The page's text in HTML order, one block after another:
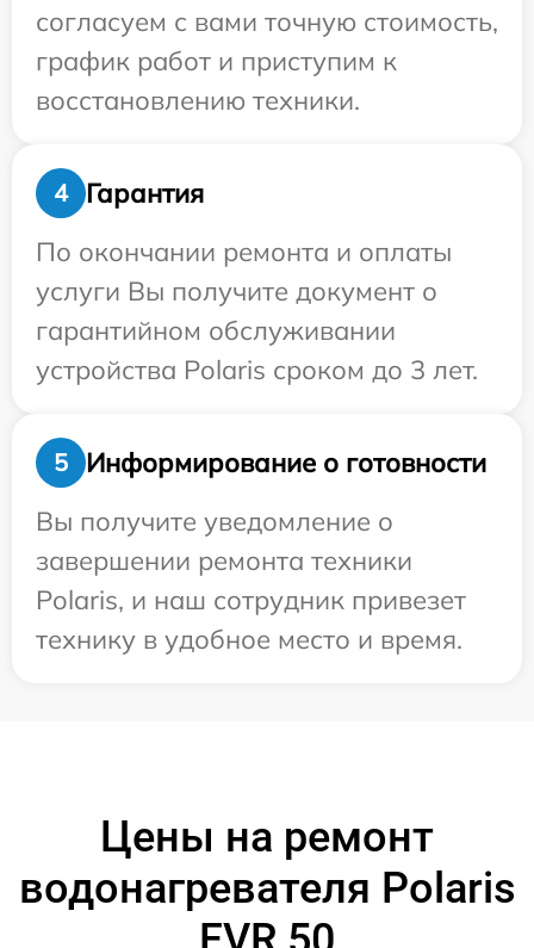
согласуем с вами точную стоимость,
график работ и приступим к
восстановлению техники.
4
Гарантия
По окончании ремонта и оплаты
услуги Вы получите документ о
гарантийном обслуживании
устройства Polaris сроком до 3 лет.
5
Информирование о готовности
Вы получите уведомление о
завершении ремонта техники
Polaris, и наш сотрудник привезет
технику в удобное место и время.
Цены на ремонт
водонагревателя Polaris